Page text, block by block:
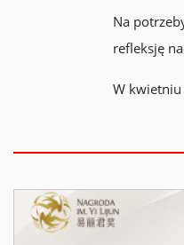
Na
refleksję
W kwietniu